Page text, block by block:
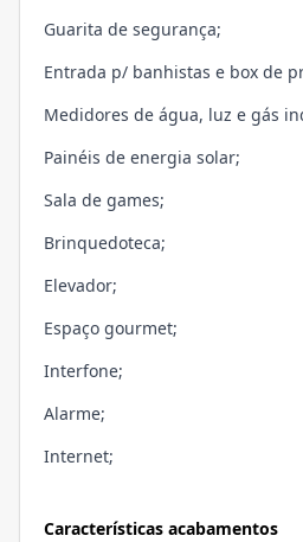
Características acabamentos
Guarita de segurança;
Entrada p/ banhistas e box de
Medidores de água, luz e gás
Painéis de energia solar;
Sala de games;
Brinquedoteca;
Elevador;
Espaço gourmet;
Interfone;
Alarme;
Internet;